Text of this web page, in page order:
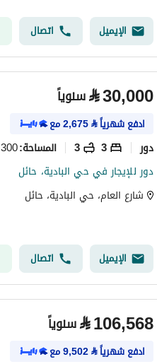
الإيميل اتصال
⃁30,000 سنوياً
ادفع شهرياً⃁
2,675مع
دور 3
3 المساحة:300 م2
دور للإيجار في حي البادية، حائل
شارع العام، حي البادية، حائل
الإيميل اتصال
⃁106,568 سنوياً
ادفع شهرياً⃁
9,502مع